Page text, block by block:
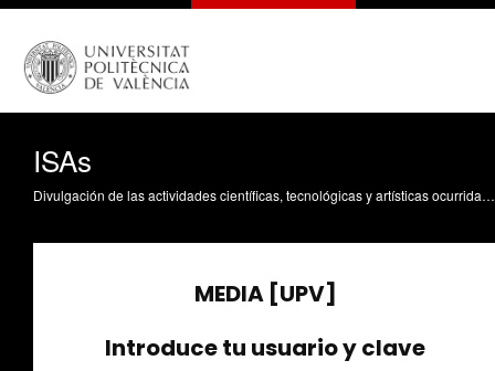
ISAs
Divulgación de las actividades científicas, tecnológicas y artísticas ocurridas en los tres campus de la UPV